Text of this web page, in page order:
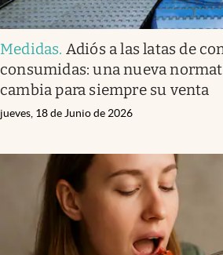
Medidas. Adiós a las latas de
consumidas: una nueva
cambia para siempre su venta
jueves, 18 de Junio de 2026